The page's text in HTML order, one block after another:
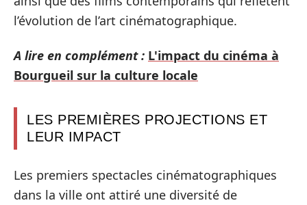
l’évolution de l’art cinématographique.
A lire en complément : L'impact du cinéma à
Bourgueil sur la culture locale
LES PREMIÈRES PROJECTIONS ET
LEUR IMPACT
Les premiers spectacles cinématographiques
dans la ville ont attiré une diversité de